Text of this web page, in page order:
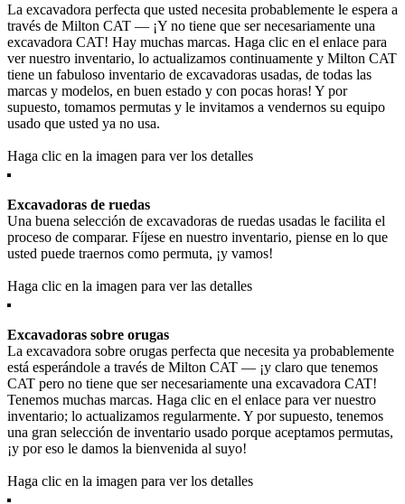
La excavadora perfecta que usted necesita probablemente le espera a
través de Milton CAT — ¡Y no tiene que ser necesariamente una
excavadora CAT! Hay muchas marcas. Haga clic en el enlace para
ver nuestro inventario, lo actualizamos continuamente y Milton CAT
tiene un fabuloso inventario de excavadoras usadas, de todas las
marcas y modelos, en buen estado y con pocas horas! Y por
supuesto, tomamos permutas y le invitamos a vendernos su equipo
usado que usted ya no usa.
Haga clic en la imagen para ver los detalles
Excavadoras de ruedas
Una buena selección de excavadoras de ruedas usadas le facilita el
proceso de comparar. Fíjese en nuestro inventario, piense en lo que
usted puede traernos como permuta, ¡y vamos!
Haga clic en la imagen para ver las detalles
Excavadoras sobre orugas
La excavadora sobre orugas perfecta que necesita ya probablemente
está esperándole a través de Milton CAT — ¡y claro que tenemos
CAT pero no tiene que ser necesariamente una excavadora CAT!
Tenemos muchas marcas. Haga clic en el enlace para ver nuestro
inventario; lo actualizamos regularmente. Y por supuesto, tenemos
una gran selección de inventario usado porque aceptamos permutas,
¡y por eso le damos la bienvenida al suyo!
Haga clic en la imagen para ver los detalles